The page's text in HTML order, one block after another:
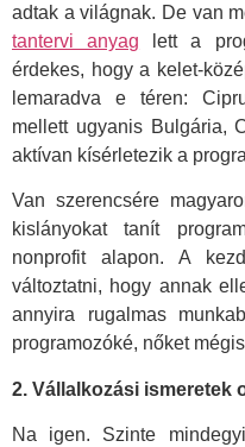
adtak a világnak. De van
tantervi anyag lett a
érdekes, hogy a kelet-
lemaradva e téren:
mellett ugyanis Bulgária,
aktívan kísérletezik a
Van szerencsére
kislányokat tanít
nonprofit alapon. A
változtatni, hogy annak
annyira rugalmas
programozóké, nőket
2. Vállalkozási ismeretek
Na igen. Szinte